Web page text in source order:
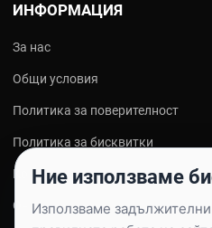
ИНФОРМАЦИЯ
За нас
Общи условия
Политика за поверителност
Политика за бисквитки
Контакти
Онлайн решаване на спорове
Ние използваме
Използваме задължителни